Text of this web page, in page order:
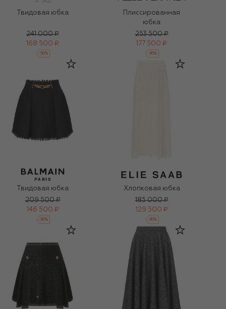
Твидовая юбка
241 000 ₽
168 500 ₽
-30%
Плиссированная
юбка
253 500 ₽
177 500 ₽
-30%
Твидовая юбка
209 500 ₽
146 500 ₽
-30%
Хлопковая юбка
185 000 ₽
129 500 ₽
-30%